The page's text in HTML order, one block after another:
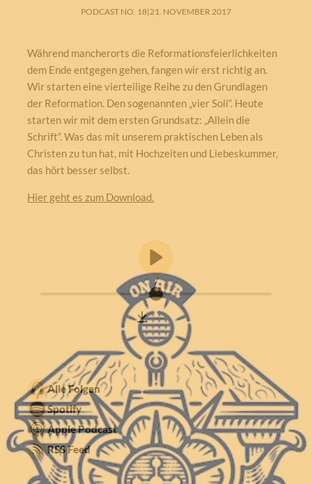
PODCAST NO. 18| 21. NOVEMBER 2017
Während mancherorts die Reformationsfeierlichkeiten
dem Ende entgegen gehen, fangen wir erst richtig an.
Wir starten eine vierteilige Reihe zu den Grundlagen
der Reformation. Den sogenannten „vier Soli“. Heute
starten wir mit dem ersten Grundsatz: „Allein die
Schrift“. Was das mit unserem praktischen Leben als
Christen zu tun hat, mit Hochzeiten und Liebeskummer,
das hört besser selbst.
Hier geht es zum Download.
/
Alle Folgen
Spotify
Apple Podcast
RSS Feed